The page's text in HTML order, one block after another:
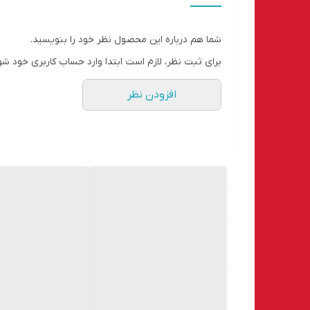
شما هم درباره این محصول نظر خود را بنویسید.
برای ثبت نظر، لازم است ابتدا وارد حساب کاربری خود
افزودن نظر